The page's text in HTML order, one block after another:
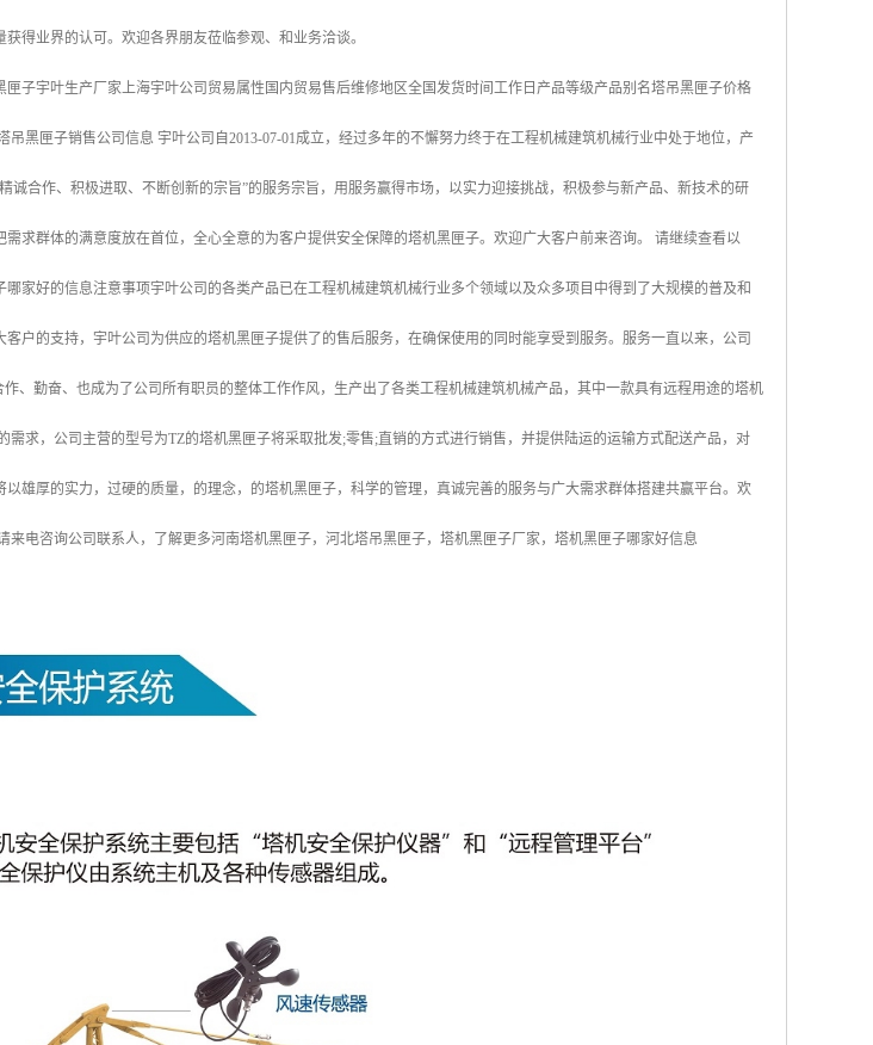
得业界的认可。欢迎各界朋友莅临参观、和业务洽谈。
子宇叶生产厂家上海宇叶公司贸易属性国内贸易售后维修地区全国发货时间工作日产品等级产品别名塔吊黑匣子价格
黑匣子销售公司信息 宇叶公司自2013-07-01成立，经过多年的不懈努力终于在工程机械建筑机械行业中处于地位，产
诚合作、积极进取、不断创新的宗旨”的服务宗旨，用服务赢得市场，以实力迎接挑战，积极参与新产品、新技术的研
求群体的满意度放在首位，全心全意的为客户提供安全保障的塔机黑匣子。欢迎广大客户前来咨询。 请继续查看以
哪家好的信息注意事项宇叶公司的各类产品已在工程机械建筑机械行业多个领域以及众多项目中得到了大规模的普及和
户的支持，宇叶公司为供应的塔机黑匣子提供了的售后服务，在确保使用的同时能享受到服务。服务一直以来，公司
、勤奋、也成为了公司所有职员的整体工作作风，生产出了各类工程机械建筑机械产品，其中一款具有远程用途的塔机
需求，公司主营的型号为TZ的塔机黑匣子将采取批发;零售;直销的方式进行销售，并提供陆运的运输方式配送产品，对
雄厚的实力，过硬的质量，的理念，的塔机黑匣子，科学的管理，真诚完善的服务与广大需求群体搭建共赢平台。欢
来电咨询公司联系人，了解更多河南塔机黑匣子，河北塔吊黑匣子，塔机黑匣子厂家，塔机黑匣子哪家好信息